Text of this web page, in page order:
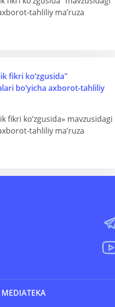
tahliliy ma’ruza
fikri ko‘zgusida"
bo‘yicha axborot-tahliliy
ko‘zgusida» mavzusidagi
tahliliy ma’ruza
MEDIATEKA